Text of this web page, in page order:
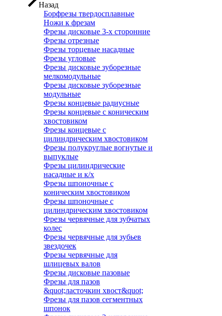
Назад
Борфрезы твердосплавные
Ножи к фрезам
Фрезы дисковые 3-х сторонние
Фрезы отрезные
Фрезы торцевые насадные
Фрезы угловые
Фрезы дисковые зуборезные
мелкомодульные
Фрезы дисковые зуборезные
модульные
Фрезы концевые радиусные
Фрезы концевые с коническим
хвостовиком
Фрезы концевые с
цилиндрическим хвостовиком
Фрезы полукруглые вогнутые и
выпуклые
Фрезы цилиндрические
насадные и к/х
Фрезы шпоночные с
коническим хвостовиком
Фрезы шпоночные с
цилиндрическим хвостовиком
Фрезы червячные для зубчатых
колес
Фрезы червячные для зубьев
звездочек
Фрезы червячные для
шлицевых валов
Фрезы дисковые пазовые
Фрезы для пазов
&quot;ласточкин хвост&quot;
Фрезы для пазов сегментных
шпонок